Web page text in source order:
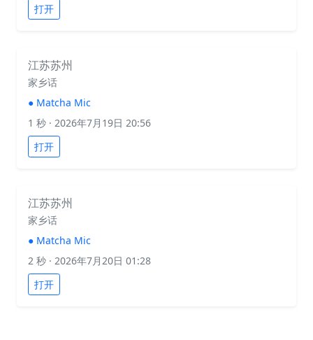
打开
江苏苏州
家乡话
● Matcha Mic
1 秒 · 2026年7月19日 20:56
打开
江苏苏州
家乡话
● Matcha Mic
2 秒 · 2026年7月20日 01:28
打开